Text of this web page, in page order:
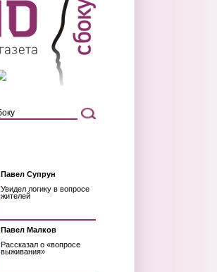
Павел Супрун
Увидел логику в вопросе
жителей
Павел Малков
Рассказал о «вопросе
выживания»